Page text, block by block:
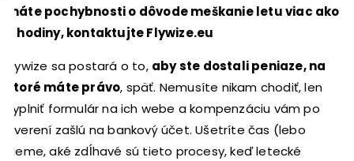
máte pochybnosti o dôvode meškanie letu viac ako
3 hodiny, kontaktujte Flywize.eu
Flywize sa postará o to, aby ste dostali peniaze, na
ktoré máte právo, späť. Nemusíte nikam chodiť, len
vyplniť formulár na ich webe a kompenzáciu vám po
overení zašlú na bankový účet. Ušetríte čas (lebo
vieme, aké zdĺhavé sú tieto procesy, keď letecké